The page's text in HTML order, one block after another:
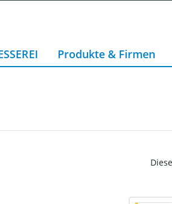
Produkte & Firmen